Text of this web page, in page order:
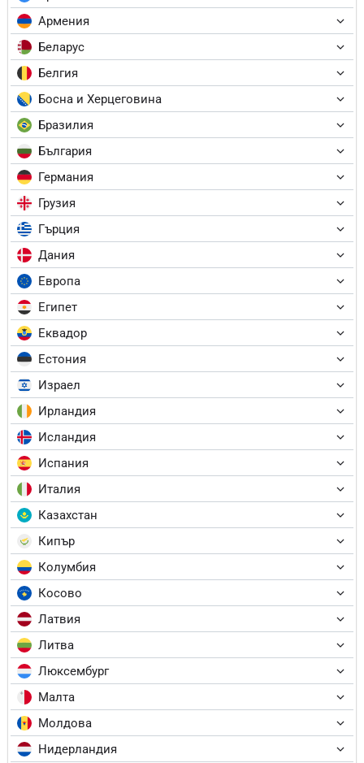
Армения
Беларус
Белгия
Босна и Херцеговина
Бразилия
България
Германия
Грузия
Гърция
Дания
Европа
Египет
Еквадор
Естония
Израел
Ирландия
Исландия
Испания
Италия
Казахстан
Кипър
Колумбия
Косово
Латвия
Литва
Люксембург
Малта
Молдова
Нидерландия